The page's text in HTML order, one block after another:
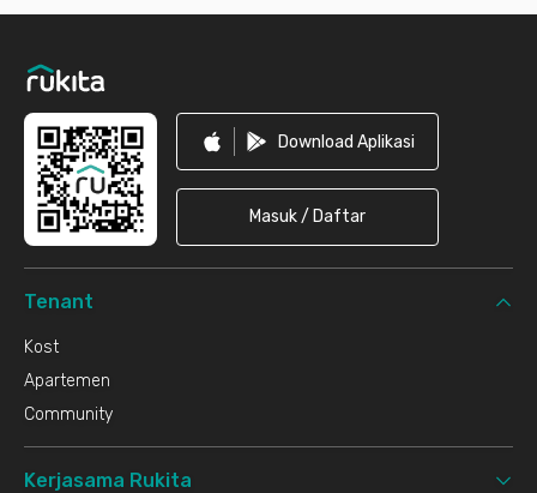
Download Aplikasi
Masuk / Daftar
Tenant
Kost
Apartemen
Community
Kerjasama Rukita